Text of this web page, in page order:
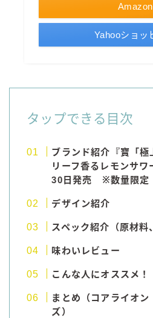
Amazon
Yahooショッ
タップできる目次
ブランド紹介『寶「極
リーフ香るレモンサワ
30日発売 ※数量限定
デザイン紹介
スペック紹介（原材料
味わいレビュー
こんな人にオススメ！
まとめ（コアライオ
ズ）